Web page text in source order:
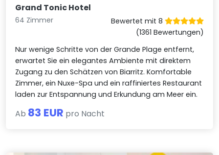
Grand Tonic Hotel
64 Zimmer
Bewertet mit 8
(1361 Bewertungen)
Nur wenige Schritte von der Grande Plage entfernt,
erwartet Sie ein elegantes Ambiente mit direktem
Zugang zu den Schätzen von Biarritz. Komfortable
Zimmer, ein Nuxe-Spa und ein raffiniertes Restaurant
laden zur Entspannung und Erkundung am Meer ein.
Ab 83 EUR pro Nacht